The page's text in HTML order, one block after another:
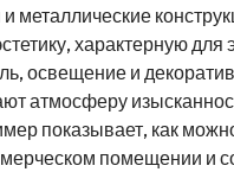
металлические
характерную для
освещение и
атмосферу
показывает, как
помещении и